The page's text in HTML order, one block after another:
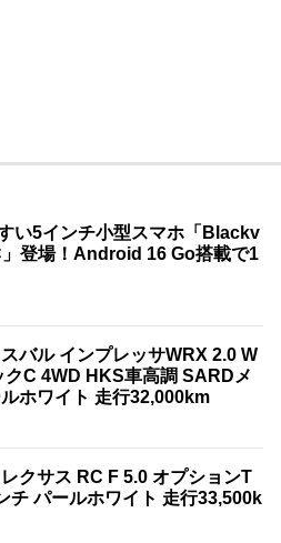
い5インチ小型スマホ「Blackv
登場！Android 16 Go搭載で1
バル インプレッサWRX 2.0 W
クC 4WD HKS車高調 SARDメ
ホワイト 走行32,000km
クサス RC F 5.0 オプションT
チ パールホワイト 走行33,500k